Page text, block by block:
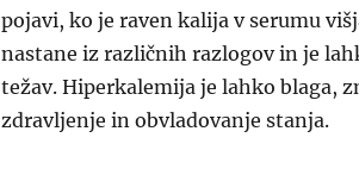
pojavi, ko je raven kalija v serumu
nastane iz različnih razlogov in je
težav. Hiperkalemija je lahko blaga,
zdravljenje in obvladovanje stanja.